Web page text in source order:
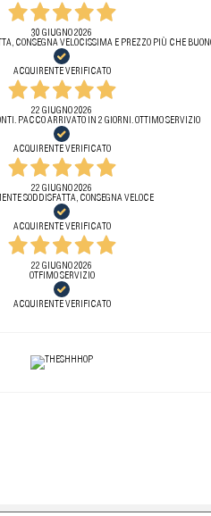
30 GIUGNO 2026
CONSEGNA VELOCISSIMA E PREZZO PIÙ CHE
ACQUIRENTE VERIFICATO
22 GIUGNO 2026
PACCO ARRIVATO IN 2 GIORNI. OTTIMO SERVIZIO
ACQUIRENTE VERIFICATO
22 GIUGNO 2026
SODDISFATTA, CONSEGNA VELOCE
ACQUIRENTE VERIFICATO
22 GIUGNO 2026
OTFIMO SERVIZIO
ACQUIRENTE VERIFICATO